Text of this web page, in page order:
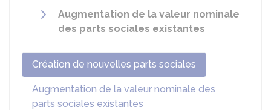
Augmentation de la valeur nominale
des parts sociales existantes
Création de nouvelles parts sociales
Augmentation de la valeur nominale des
parts sociales existantes